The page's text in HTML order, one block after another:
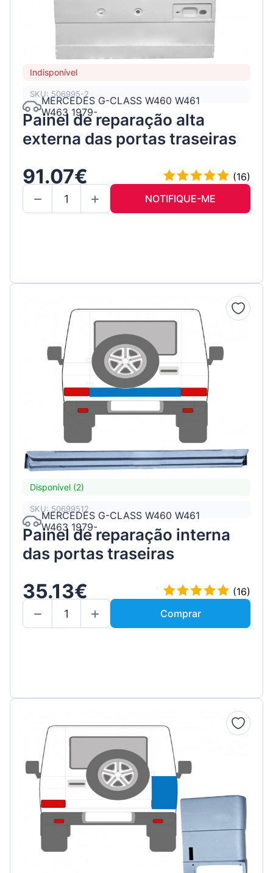
Indisponível
SKU: 506995-2
MERCEDES G-CLASS W460 W461
W463 1979-
Painel de reparação alta
externa das portas traseiras
91.07€
(16)
NOTIFIQUE-ME
Disponível (2)
SKU: 50699512
MERCEDES G-CLASS W460 W461
W463 1979-
Painel de reparação interna
das portas traseiras
35.13€
(16)
Comprar